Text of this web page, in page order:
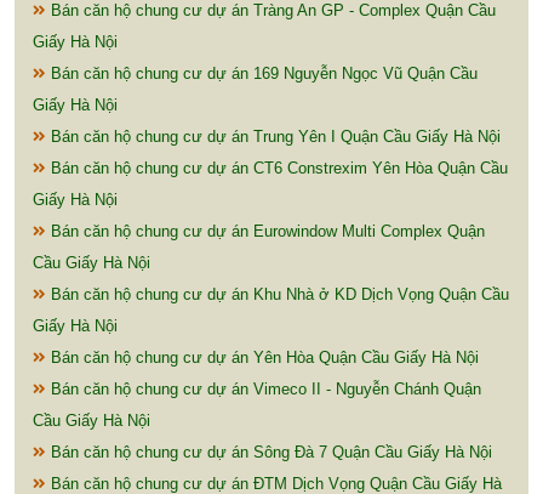
Bán căn hộ chung cư dự án Tràng An GP - Complex Quận Cầu
Giấy Hà Nội
Bán căn hộ chung cư dự án 169 Nguyễn Ngọc Vũ Quận Cầu
Giấy Hà Nội
Bán căn hộ chung cư dự án Trung Yên I Quận Cầu Giấy Hà Nội
Bán căn hộ chung cư dự án CT6 Constrexim Yên Hòa Quận Cầu
Giấy Hà Nội
Bán căn hộ chung cư dự án Eurowindow Multi Complex Quận
Cầu Giấy Hà Nội
Bán căn hộ chung cư dự án Khu Nhà ở KD Dịch Vọng Quận Cầu
Giấy Hà Nội
Bán căn hộ chung cư dự án Yên Hòa Quận Cầu Giấy Hà Nội
Bán căn hộ chung cư dự án Vimeco II - Nguyễn Chánh Quận
Cầu Giấy Hà Nội
Bán căn hộ chung cư dự án Sông Đà 7 Quận Cầu Giấy Hà Nội
Bán căn hộ chung cư dự án ĐTM Dịch Vọng Quận Cầu Giấy Hà